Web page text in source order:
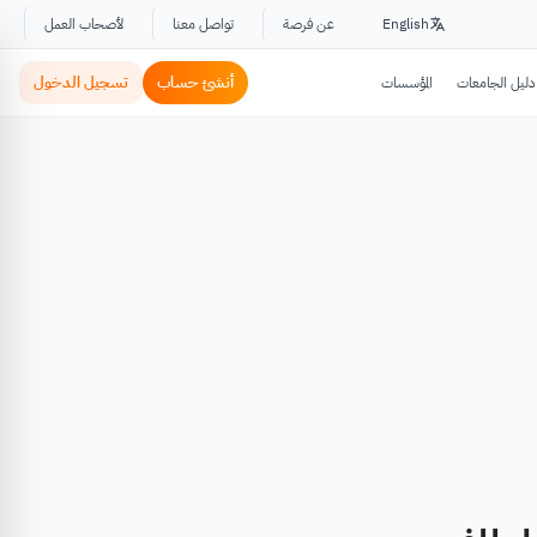
English عن فرصة تواصل معنا لأصحاب العمل
دليل الجامعات المؤسسات أنشئ حساب تسجيل الدخول